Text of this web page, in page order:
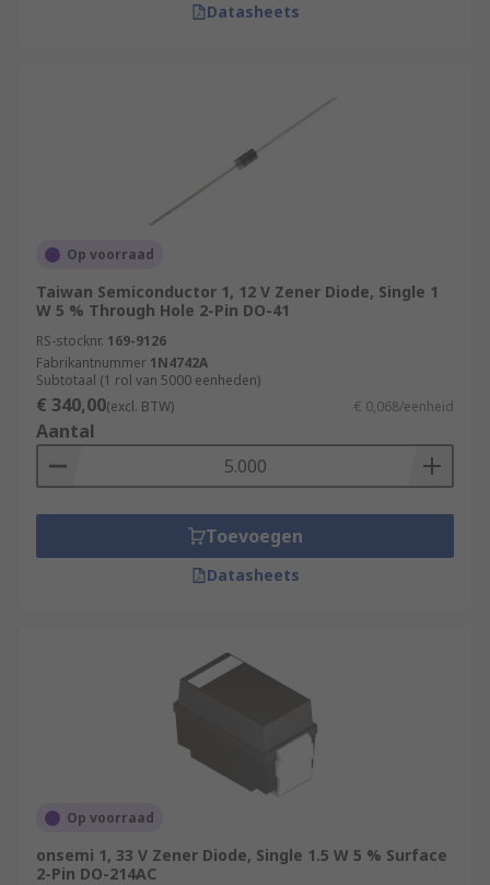
Datasheets
Op voorraad
Taiwan Semiconductor 1, 12 V Zener Diode, Single 1
W 5 % Through Hole 2-Pin DO-41
RS-stocknr. 169-9126
Fabrikantnummer 1N4742A
Subtotaal (1 rol van 5000 eenheden)
€ 340,00(excl. BTW) € 0,068/eenheid
Aantal
Toevoegen
Datasheets
Op voorraad
onsemi 1, 33 V Zener Diode, Single 1.5 W 5 % Surface
2-Pin DO-214AC